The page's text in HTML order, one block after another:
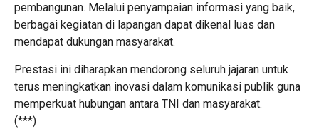
pembangunan. Melalui penyampaian informasi yang baik,
berbagai kegiatan di lapangan dapat dikenal luas dan
mendapat dukungan masyarakat.
Prestasi ini diharapkan mendorong seluruh jajaran untuk
terus meningkatkan inovasi dalam komunikasi publik guna
memperkuat hubungan antara TNI dan masyarakat.
(***)